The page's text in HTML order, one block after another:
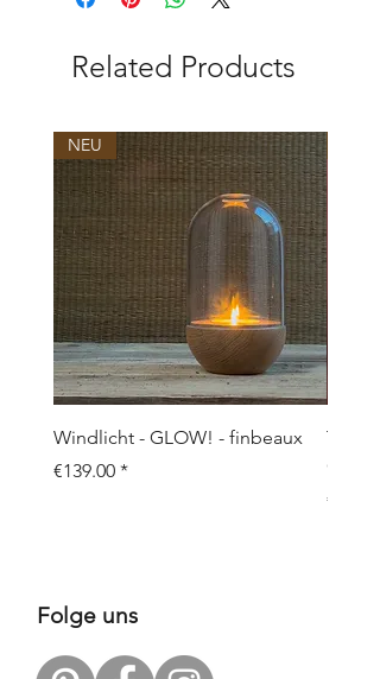
Related Products
NEU
Windlicht - GLOW! - finbeaux
Price
€139.00
Topf/
Price
€109.00
Folge uns